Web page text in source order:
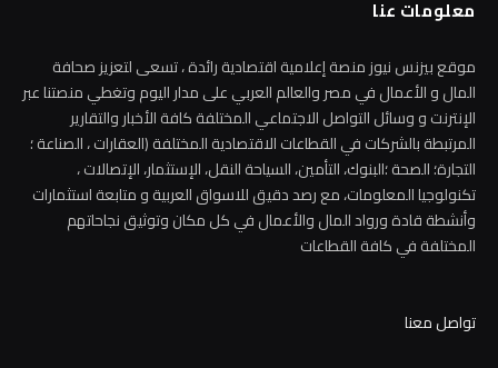
معلومات عنا
موقع بيزنس نيوز منصة إعلامية اقتصادية رائدة ، تسعى لتعزيز صحافة
المال و الأعمال في مصر والعالم العربي على مدار اليوم وتغطي منصتنا عبر
الإنترنت و وسائل التواصل الاجتماعي المختلفة كافة الأخبار والتقارير
المرتبطة بالشركات في القطاعات الاقتصادية المختلفة (العقارات ، الصناعة ؛
التجارة؛ الصحة ؛البنوك، التأمين، السياحة النقل، الإستثمار، الإتصالات ،
تكنولوجيا المعلومات، مع رصد دقيق للاسواق العربية و متابعة استثمارات
وأنشطة قادة ورواد المال والأعمال في كل مكان وتوثيق نجاحاتهم
المختلفة في كافة القطاعات
تواصل معنا